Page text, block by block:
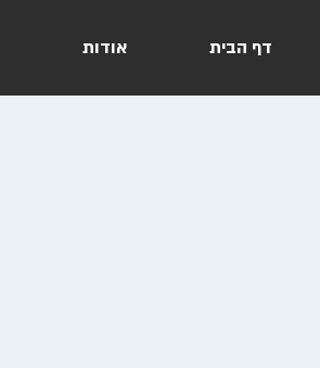
דף הבית אודות